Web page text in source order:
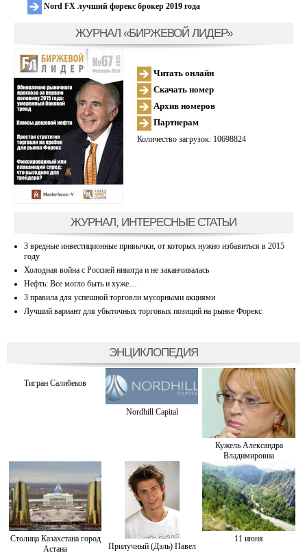
Nord FX лучший форекс брокер 2019 года
ЖУРНАЛ «БИРЖЕВОЙ ЛИДЕР»
Читать онлайн
Скачать номер
Архив номеров
Партнерам
Количество загрузок: 10698824
ЖУРНАЛ, ИНТЕРЕСНЫЕ СТАТЬИ
3 вредные инвестиционные привычки, от которых нужно избавиться в 2015
году
Холодная война с Россией никогда и не заканчивалась
Нефть: Все могло быть и хуже…
3 правила для успешной торговли мусорными акциями
Лучший вариант для убыточных торговых позиций на рынке Форекс
ЭНЦИКЛОПЕДИЯ
Тигран Салибеков
Nordhill Capital
Кужель Александра
Владимировна
Столица Казахстана город
Астана
Прилучный (Дэль) Павел
11 июня